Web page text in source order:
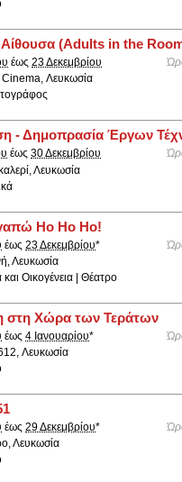
Αίθουσα (Adults in the
έως 23 Δεκεμβρίου
Λευκωσία
- Δημοπρασία Έργων
έως 30 Δεκεμβρίου
Λευκωσία
Ho Ho Ho!
έως 23 Δεκεμβρίου*
Λευκωσία
και Οικογένεια | Θέατρο
στη Χώρα των Τεράτων
έως 4 Ιανουαρίου*
Λευκωσία
έως 29 Δεκεμβρίου*
Λευκωσία